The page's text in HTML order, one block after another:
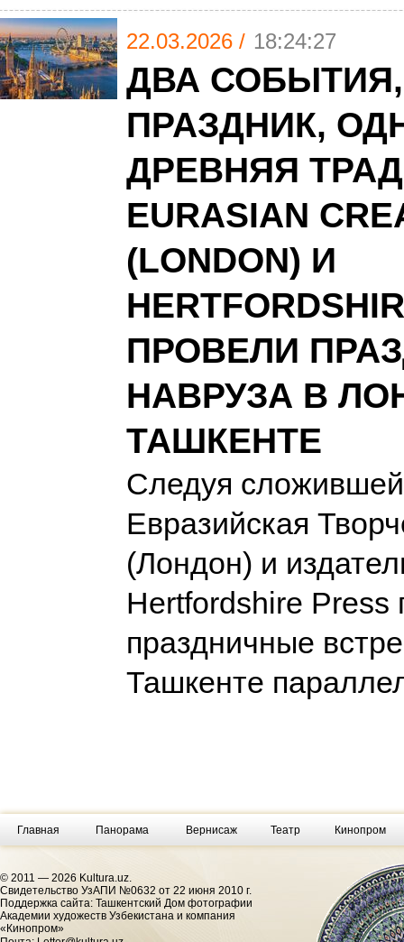
22.03.2026 / 18:24:27
ДВА
ПРАЗДНИК,
ДРЕВНЯЯ
EURASIAN
(LONDON) И
ПРОВЕЛИ
НАВРУЗА В
ТАШКЕНТЕ
Следуя
Евразийская
(Лондон) и
Hertfordshire Press
праздничные
Ташкенте
Главная Панорама Вернисаж Театр Кинопром
© 2011 — 2026 Kultura.uz.
Cвидетельство УзАПИ №0632 от 22 июня 2010 г.
Поддержка сайта: Ташкентский Дом фотографии
Академии художеств Узбекистана и компания
«Кинопром»